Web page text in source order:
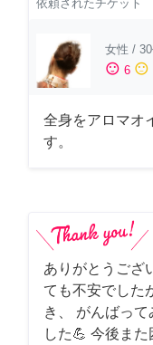
依頼されたチケット
女性 /
sentiment_satisfied 6 sentiment_neutral
全身をアロマオ
す。
ありがとうござ
ても不安でした
き、 がんばっ
した💪 今後ま